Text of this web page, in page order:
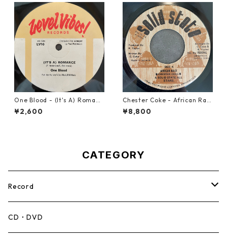
One Blood - (It's A) Romanc
e【12-50054】
¥2,600
Chester Coke - African Rac
e【7-21819】
¥8,800
CATEGORY
Record
Mento,Calypso,Ballad
CD・DVD